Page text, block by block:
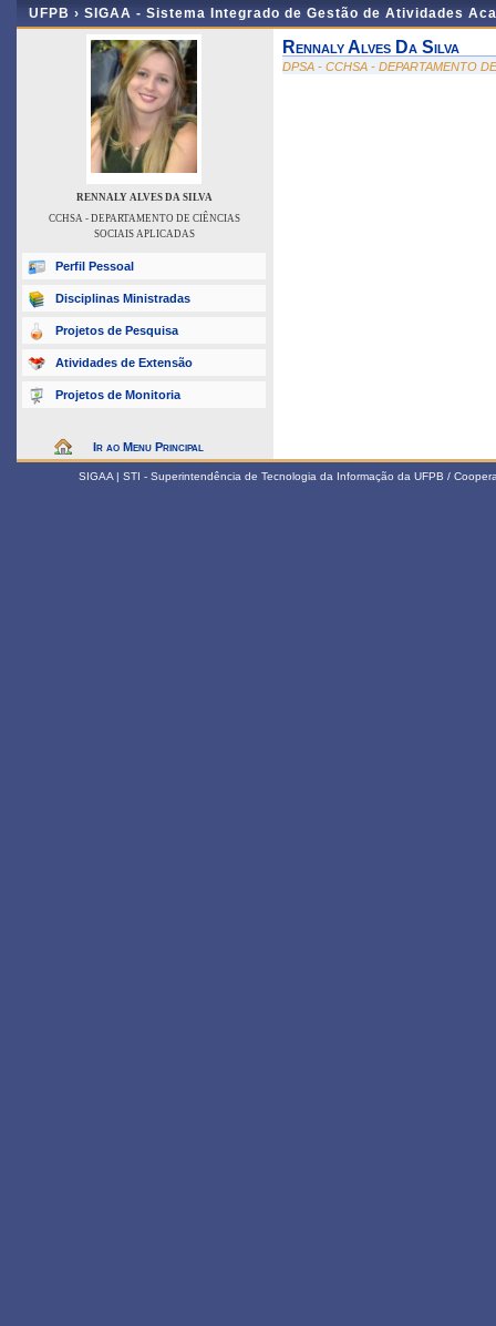
UFPB › SIGAA - Sistema Integrado de Gestão de Atividades
RENNALY ALVES DA SILVA
CCHSA - DEPARTAMENTO DE CIÊNCIAS
SOCIAIS APLICADAS
Perfil Pessoal
Disciplinas Ministradas
Projetos de Pesquisa
Atividades de Extensão
Projetos de Monitoria
Ir ao Menu Principal
Rennaly Alves Da Silva
DPSA - CCHSA - DEPARTAMENTO
SIGAA | STI - Superintendência de Tecnologia da Informação da UFPB /